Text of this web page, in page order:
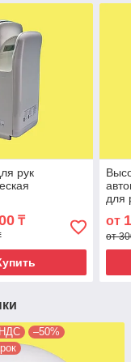
рук
Air
белый
₸
для
от
от
–50%